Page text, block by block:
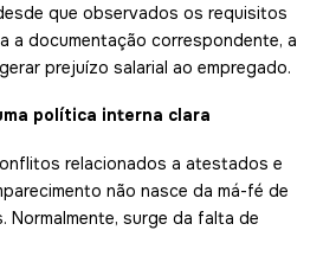
que observados os requisitos
a documentação correspondente, a
prejuízo salarial ao empregado.
política interna clara
relacionados a atestados e
não nasce da má-fé de
Normalmente, surge da falta de